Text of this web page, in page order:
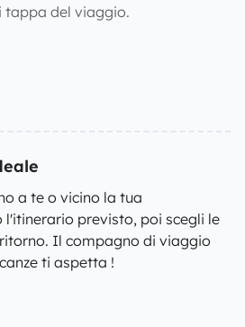
tappa del viaggio.
a te o vicino la tua
l'itinerario previsto, poi scegli le
Il compagno di viaggio
ti aspetta !